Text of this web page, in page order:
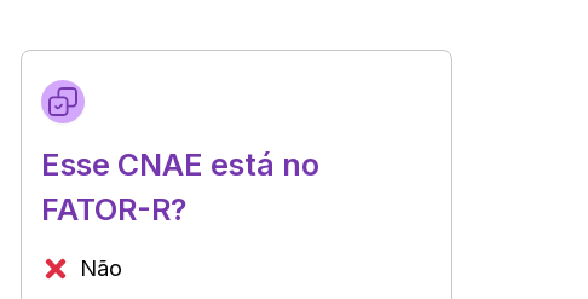
Esse CNAE está no
FATOR-R?
Não